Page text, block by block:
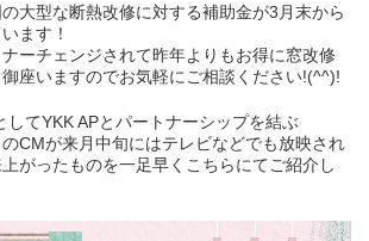
大型な断熱改修に対する補助金が3月末から
ます！
ーチェンジされて昨年よりもお得に窓改修
座いますのでお気軽にご相談ください!(^^)!
してYKK APとパートナーシップを結ぶ
のCMが来月中旬にはテレビなどでも放映され
がったものを一足早くこちらにてご紹介し